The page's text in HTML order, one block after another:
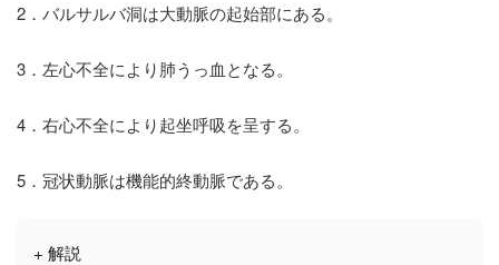
2．バルサルバ洞は大動脈の起始部にある。
3．左心不全により肺うっ血となる。
4．右心不全により起坐呼吸を呈する。
5．冠状動脈は機能的終動脈である。
+ 解説